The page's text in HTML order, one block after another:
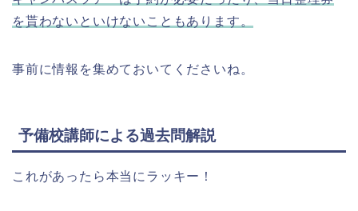
を貰わないといけないこともあります。
事前に情報を集めておいてくださいね。
予備校講師による過去問解説
これがあったら本当にラッキー！